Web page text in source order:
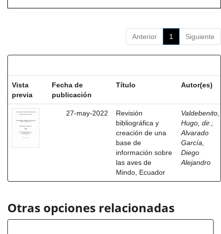
Anterior 1 Siguiente
Vista
previa
Fecha de
publicación
Título Autor(es)
27-may-2022
Revisión
bibliográfica y
creación de una
base de
información sobre
las aves de
Mindo, Ecuador
Valdebenito,
Hugo, dir. ;
Alvarado
García,
Diego
Alejandro
Otras opciones relacionadas